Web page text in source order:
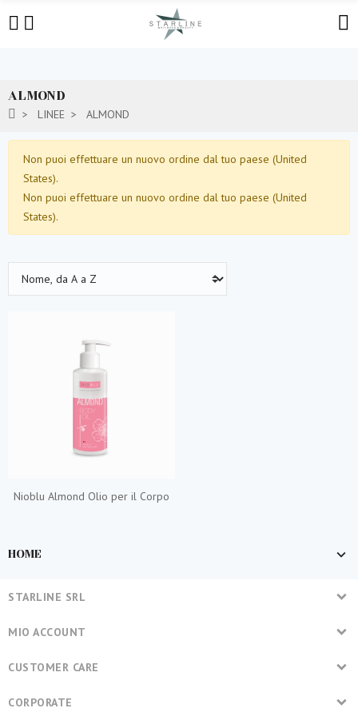
ALMOND
LINEE ALMOND
Non puoi effettuare un nuovo ordine dal tuo paese (United
States).
Non puoi effettuare un nuovo ordine dal tuo paese (United
States).
HOME
Nioblu Almond Olio per il Corpo
STARLINE SRL
MIO ACCOUNT
CUSTOMER CARE
CORPORATE